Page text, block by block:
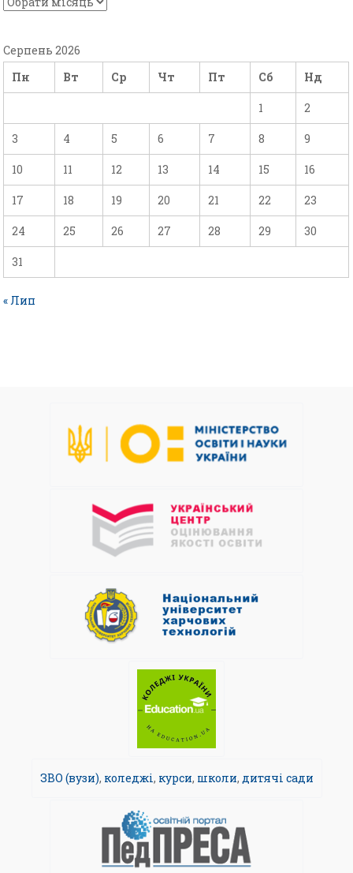
Серпень 2026
Пн
Вт Ср Чт Пт Сб Нд
1 2
3 4 5 6 7 8 9
10 11 12 13 14 15 16
17 18 19 20 21 22 23
24 25 26 27 28 29 30
31
« Лип
ЗВО (вузи), коледжі, курси, школи, дитячі сади